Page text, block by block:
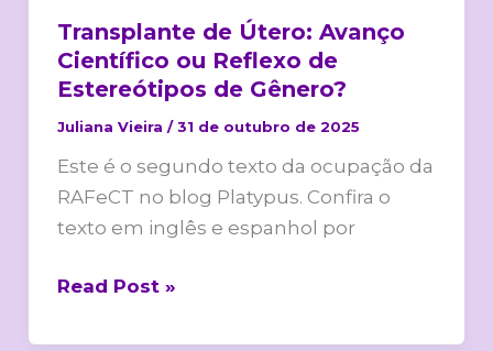
Transplante de Útero: Avanço
Científico ou Reflexo de
Estereótipos de Gênero?
Juliana Vieira /31 de outubro de 2025
Este é o segundo texto da ocupação da
RAFeCT no blog Platypus. Confira o
texto em inglês e espanhol por
Read Post »